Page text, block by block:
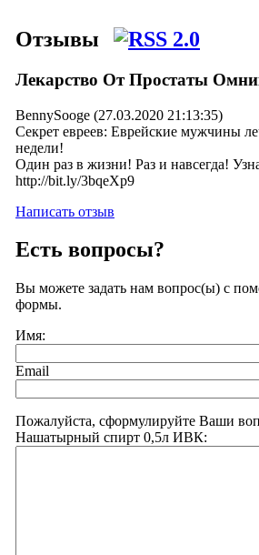
Отзывы
Лекарство От Простаты
BennySooge (27.03.2020 21:13:35)
Секрет евреев: Еврейские мужчины
недели!
Один раз в жизни! Раз и навсегда!
http://bit.ly/3bqeXp9
Написать отзыв
Есть вопросы?
Вы можете задать нам вопрос(ы) с
формы.
Имя:
Email
Пожалуйста, сформулируйте Ваши
Нашатырный спирт 0,5л ИВК: